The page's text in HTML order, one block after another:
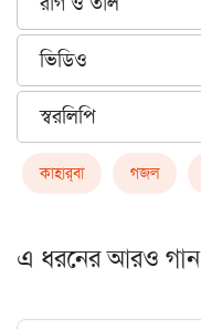
ভিডিও
স্বরলিপি
কাহার্‌বা গজল
এ ধরনের আরও গান